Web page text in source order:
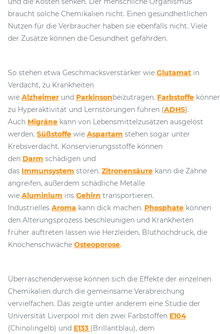
braucht solche Chemikalien nicht. Einen gesundheitlichen
Nutzen für die Verbraucher haben sie ebenfalls nicht. Viele
der Zusätze können die Gesundheit gefährden.
So stehen etwa Geschmacksverstärker wie Glutamat in
Verdacht, zu Krankheiten
wie Alzheimer und Parkinsonbeizutragen. Farbstoffe
zu Hyperaktivität und Lernstörungen führen (ADHS).
Auch Migräne kann von Lebensmittelzusätzen ausgelöst
werden. Süßstoffe wie Aspartam stehen sogar unter
Krebsverdacht. Konservierungsstoffe können
den Darm schädigen und
das Immunsystem stören. Zitronensäure kann die Zähne
angreifen, außerdem schädliche Metalle
wie Aluminium ins Gehirn transportieren.
Industrielles Aroma kann dick machen. Phosphate können
den Alterungsprozess beschleunigen und Krankheiten
früher auftreten lassen wie Herzleiden, Bluthochdruck, die
Knochenschwäche Osteoporose.
Überraschenderweise können sich die Effekte der einzelnen
Chemikalien durch die gemeinsame Verabreichung
vervielfachen. Das zeigte unter anderem eine Studie der
Universität Liverpool mit den zwei Farbstoffen E104
(Chinolingelb) und E133 (Brillantblau), dem